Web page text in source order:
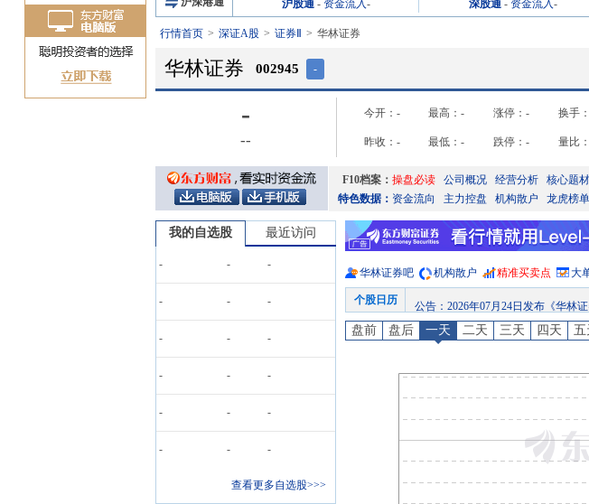
沪股通 - 资金流入- 深股通 - 资金流入-
行情首页 深证A股 证券Ⅱ 华林证券
华林证券 002945 -
-
--
今开： - 最高： - 涨停： - 换手：
昨收： - 最低： - 跌停： - 量比：
F10档案： 操盘必读 公司概况 经营分析 核心题材
特色数据： 资金流向 主力控盘 机构散户 龙虎榜单
我的自选股 最近访问
- - -
- - -
- - -
- - -
- - -
- - -
查看更多自选股>>>
华林证券吧 机构散户 精准买卖点 大
个股日历 公告
2026年07月24日发布《华林证券:中信证券股份有限公司
股权质押：截止2026年07月24日质押
：
2026年07月20日发布《华林证券:华林证
股权质押：截止2026年07月17日质押
分红：2026年07月10日公布2025年年报分红，股权登记日：
预约披露日：2026年半年报预约
股权质押 ：截止2026年07月31日质押
盘前 盘后 一天 二天 三天 四天 五